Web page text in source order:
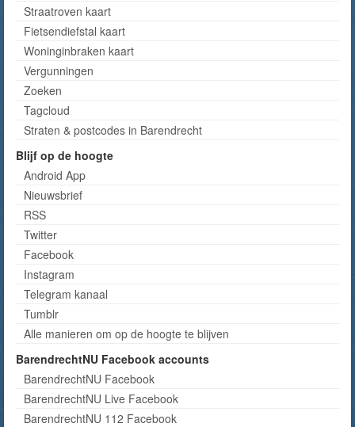
Straatroven kaart
Fietsendiefstal kaart
Woninginbraken kaart
Vergunningen
Zoeken
Tagcloud
Straten & postcodes in Barendrecht
Blijf op de hoogte
Android App
Nieuwsbrief
RSS
Twitter
Facebook
Instagram
Telegram kanaal
Tumblr
Alle manieren om op de hoogte te blijven
BarendrechtNU Facebook accounts
BarendrechtNU Facebook
BarendrechtNU Live Facebook
BarendrechtNU 112 Facebook